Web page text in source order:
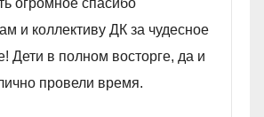
огромное спасибо
и коллективу ДК за чудесное
Дети в полном восторге, да и
провели время.